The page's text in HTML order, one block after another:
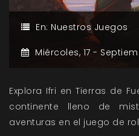
En: Nuestros Juegos
Miércoles, 17 -
Explora Ifri en Tierras de
continente lleno de
aventuras en el juego de